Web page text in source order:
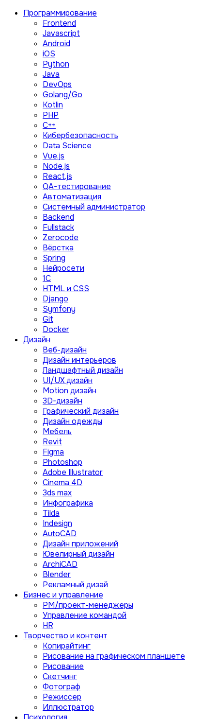
Программирование
Frontend
Javascript
Android
iOS
Python
Java
DevOps
Golang/Go
Kotlin
PHP
C++
Кибербезопасность
Data Science
Vue.js
Node.js
React.js
QA-тестирование
Автоматизация
Системный администратор
Backend
Fullstack
Zerocode
Вёрстка
Spring
Нейросети
1C
HTML и CSS
Django
Symfony
Git
Docker
Дизайн
Веб-дизайн
Дизайн интерьеров
Ландшафтный дизайн
UI/UX дизайн
Motion дизайн
3D-дизайн
Графический дизайн
Дизайн одежды
Мебель
Revit
Figma
Photoshop
Adobe Illustrator
Сinema 4D
3ds max
Инфографика
Tilda
Indesign
AutoCAD
Дизайн приложений
Ювелирный дизайн
ArchiCAD
Blender
Рекламный дизай
Бизнес и управление
PM/проект-менеджеры
Управление командой
HR
Творчество и контент
Копирайтинг
Рисование на графическом планшете
Рисование
Скетчинг
Фотограф
Режиссер
Иллюстратор